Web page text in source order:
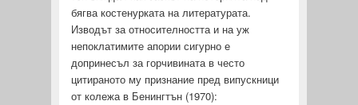
бягва костенурката на литературата.
Изводът за относителността и на уж
непоклатимите апории сигурно е
допринесъл за горчи­вината в често
цитираното му признание пред випускници
от колежа в Бенингтън (1970):